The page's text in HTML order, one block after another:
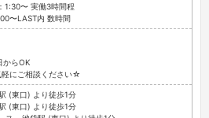
1:30〜 実働3時間程
〜LAST内 数時間
からOK
にご相談ください☆
(東口) より徒歩1分
(東口) より徒歩1分